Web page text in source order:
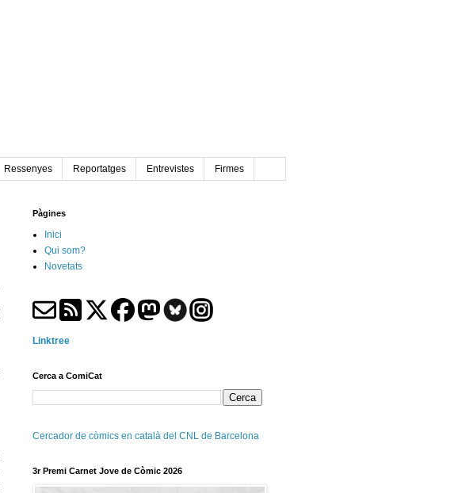
Ressenyes Reportatges Entrevistes Firmes
Pàgines
Inici
Qui som?
Novetats
Linktree
Cerca a ComiCat
Cercador de còmics en català del CNL de Barcelona
3r Premi Carnet Jove de Còmic 2026